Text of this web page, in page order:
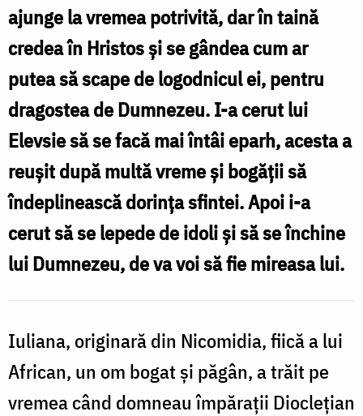
ajunge la vremea potrivită, dar în taină
credea în Hristos și se gândea cum ar
putea să scape de logodnicul ei, pentru
dragostea de Dumnezeu. I-a cerut lui
Elevsie să se facă mai întâi eparh, acesta a
reușit după multă vreme și bogății să
îndeplinească dorința sfintei. Apoi i-a
cerut să se lepede de idoli și să se închine
lui Dumnezeu, de va voi să fie mireasa lui.
Iuliana, originară din Nicomidia, fiică a lui
African, un om bogat și păgân, a trăit pe
vremea când domneau împărații Dioclețian